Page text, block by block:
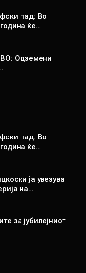
пад: Во
ќе…
Одземени
пад: Во
ќе…
ја увезува
на…
за јубилејниот